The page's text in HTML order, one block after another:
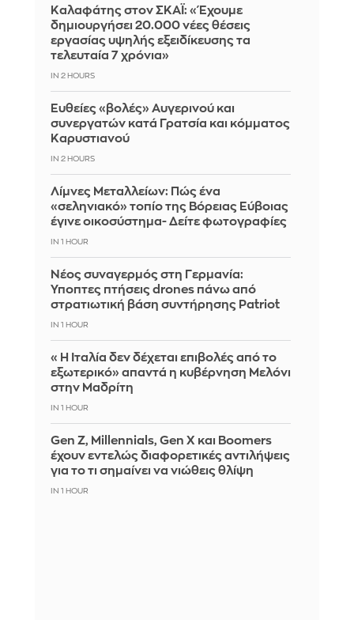
Καλαφάτης στον ΣΚΑΪ: «Έχουμε
δημιουργήσει 20.000 νέες θέσεις
εργασίας υψηλής εξειδίκευσης τα
τελευταία 7 χρόνια»
IN 2 HOURS
Ευθείες «βολές» Αυγερινού και
συνεργατών κατά Γρατσία και κόμματος
Καρυστιανού
IN 2 HOURS
Λίμνες Μεταλλείων: Πώς ένα
«σεληνιακό» τοπίο της Βόρειας Εύβοιας
έγινε οικοσύστημα- Δείτε φωτογραφίες
IN 1 HOUR
Νέος συναγερμός στη Γερμανία:
Ύποπτες πτήσεις drones πάνω από
στρατιωτική βάση συντήρησης Patriot
IN 1 HOUR
«Η Ιταλία δεν δέχεται επιβολές από το
εξωτερικό» απαντά η κυβέρνηση Μελόνι
στην Μαδρίτη
IN 1 HOUR
Gen Z, Millennials, Gen X και Boomers
έχουν εντελώς διαφορετικές αντιλήψεις
για το τι σημαίνει να νιώθεις θλίψη
IN 1 HOUR